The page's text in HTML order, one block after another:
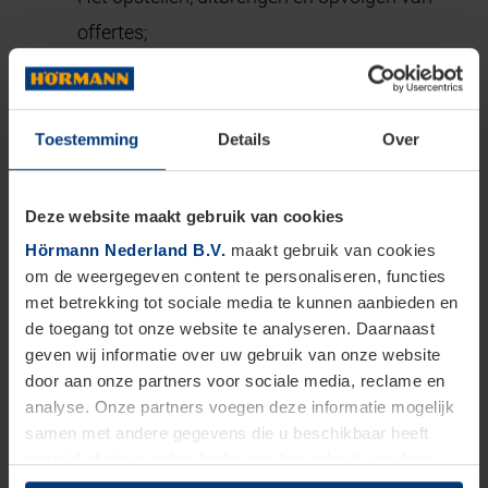
Toestemming Details Over
Deze website maakt gebruik van cookies
Hörmann Nederland B.V. maakt gebruik van cookies
om de weergegeven content te personaliseren, functies
met betrekking tot sociale media te kunnen aanbieden en
de toegang tot onze website te analyseren. Daarnaast
geven wij informatie over uw gebruik van onze website
door aan onze partners voor sociale media, reclame en
analyse. Onze partners voegen deze informatie mogelijk
samen met andere gegevens die u beschikbaar heeft
offertes;
Het bestellen van de orders en het bewaken
van de levertijden. Eventuele beperkingen in
levertijden met de klant communiceren;
Het behandelen en oplossen van reclamaties;
Overige werkzaamheden indien de situatie
daar om vraagt.
Herken jij je in het volgende profiel van onze
ideale kandidaat?